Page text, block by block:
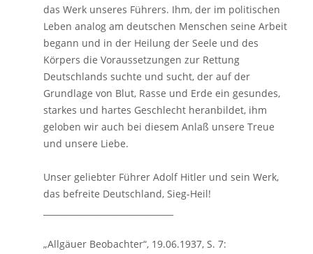
das Werk unseres Führers. Ihm, der im politischen
Leben analog am deutschen Menschen seine Arbeit
begann und in der Heilung der Seele und des
Körpers die Voraussetzungen zur Rettung
Deutschlands suchte und sucht, der auf der
Grundlage von Blut, Rasse und Erde ein gesundes,
starkes und hartes Geschlecht heranbildet, ihm
geloben wir auch bei diesem Anlaß unsere Treue
und unsere Liebe.
Unser geliebter Führer Adolf Hitler und sein Werk,
das befreite Deutschland, Sieg-Heil!
„Allgäuer Beobachter“, 19.06.1937, S. 7: